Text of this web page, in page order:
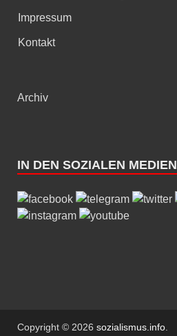
Impressum
Kontakt
Archiv
IN DEN SOZIALEN MEDIEN
Copyright © 2026 sozialismus.info.